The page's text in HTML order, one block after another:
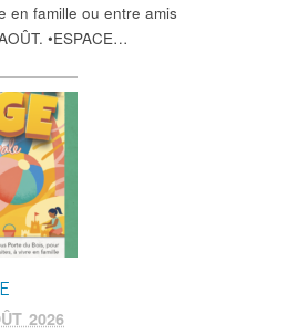
en famille ou entre amis
•ESPACE…
2026